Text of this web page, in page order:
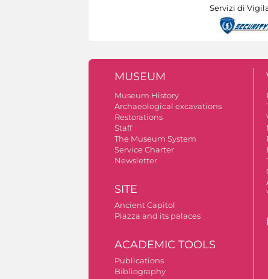
Servizi di
MUSEUM
Museum History
Archaeological excavations
Restorations
Staff
The Museum System
Service Charter
Newsletter
SITE
Ancient Capitol
Piazza and its palaces
ACADEMIC TOOLS
Publications
Bibliography